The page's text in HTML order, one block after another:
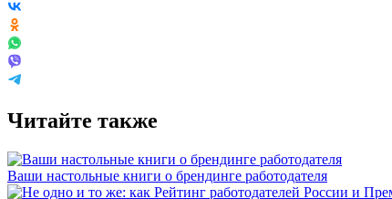
Читайте также
Ваши настольные книги о брендинге работодателя